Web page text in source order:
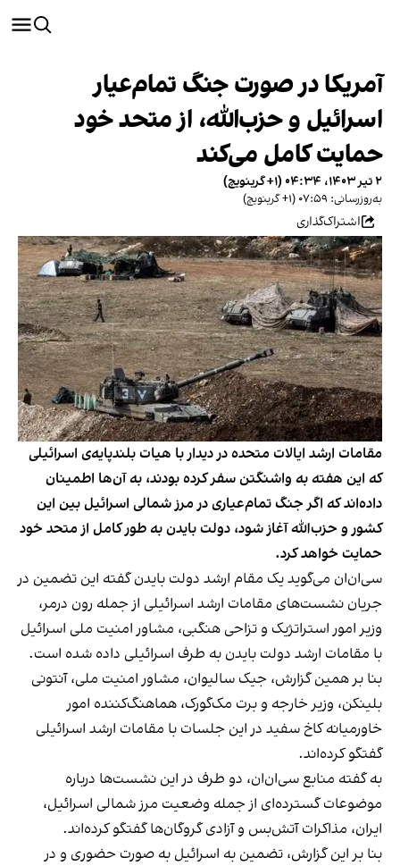
آمریکا در صورت جنگ تمام‌عیار
اسرائیل و حزب‌الله، از متحد خود
حمایت کامل می‌کند
۲ تیر ۱۴۰۳، ۰۴:۳۴ (‎+۱ گرینویچ)
به‌روزرسانی: ۰۷:۵۹ (‎+۱ گرینویچ)
اشتراک‌گذاری
مقامات ارشد ایالات متحده در دیدار با هیات بلندپایه‌‌ی اسرائیلی
که این هفته به واشنگتن سفر کرده بودند، به آن‌ها اطمینان
داده‌اند که اگر جنگ تمام‌عیاری در مرز شمالی اسرائیل بین این
کشور و حزب‌الله آغاز شود، دولت بایدن به طور کامل از متحد خود
حمایت خواهد کرد.
سی‌ان‌ان می‌گوید یک مقام ارشد دولت بایدن گفته این تضمین در
جریان نشست‌های مقامات ارشد اسرائیلی از جمله رون درمر،
وزیر امور استراتژیک و تزاحی هنگبی، مشاور امنیت ملی اسرائیل
با مقامات ارشد دولت بایدن به طرف اسرائیلی داده شده است.
بنا بر همین گزارش، جیک سالیوان، مشاور امنیت ملی، آنتونی
بلینکن، وزیر خارجه و برت مک‌گورک، هماهنگ‌کننده امور
خاورمیانه کاخ سفید در این جلسات با مقامات ارشد اسرائیلی
گفتگو کرده‌اند.
به گفته منابع سی‌ان‌ان، دو طرف در این نشست‌ها درباره
موضوعات گسترده‌ای از جمله وضعیت مرز شمالی اسرائیل،
ایران، مذاکرات آتش‌بس و آزادی گروگان‌ها گفتگو کرده‌اند.
بنا بر این گزارش، تضمین‌ به اسرائیل به صورت حضوری و در